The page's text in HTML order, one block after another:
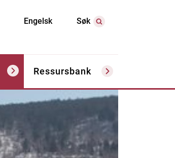
Engelsk Søk
Ressursbank